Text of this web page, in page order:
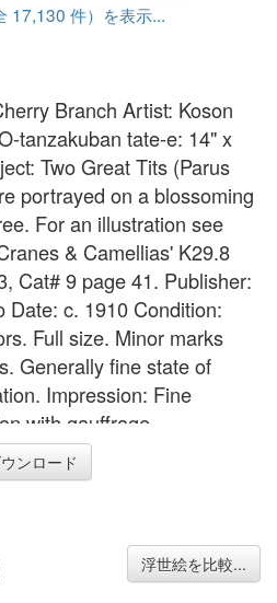
17,130 件）を表示...
Branch Artist: Koson
tanzakuban tate-e: 14" x
Two Great Tits (Parus
portrayed on a blossoming
For an illustration see
& Camellias' K29.8
Cat# 9 page 41. Publisher:
Date: c. 1910 Condition:
Full size. Minor marks
Generally fine state of
Impression: Fine
with gauffrage.
ンロード
浮世絵を比較...